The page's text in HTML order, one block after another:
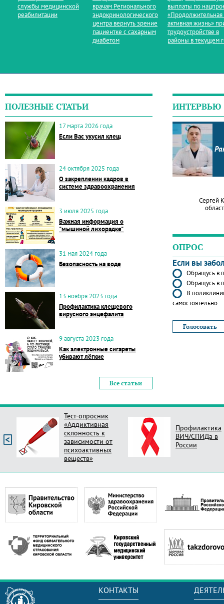
службы медицинской
реабилитации
врачам Регионального
эндокринологического
центра вернуть зрение
пациентке с сахарным
диабетом
выплаты по
«Продолжительная
активная жизнь»
трудоустройстве в
районы в текущем
ПОЛЕЗНЫЕ СТАТЬИ
17 марта 2026 года
Если Вас укусил клещ
24 октября 2025 года
О закреплении кадров в
системе здравоохранения
3 июля 2025 года
Важная информация о
"мышиной лихорадке"
31 мая 2024 года
Безопасность на воде
13 ноября 2023 года
Профилактика клещевого
вирусного энцефалита
9 августа 2023 года
Как электронные сигареты
убивают лёгкие
Все статьи
ИНТЕРВЬЮ
Сергей
ОПРОС
Если вы
Обращусь в
Обращусь в
В
самостоятельно
Тест-опросник
«Аддиктивная
склонность к
зависимости от
психоактивных
веществ»
Профилактика
ВИЧ/СПИДа в
России
КОНТАКТЫ